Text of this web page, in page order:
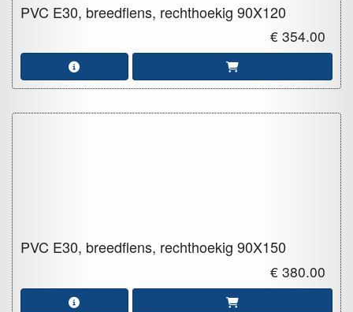
PVC E30, breedflens, rechthoekig 90X120
€ 354.00
PVC E30, breedflens, rechthoekig 90X150
€ 380.00